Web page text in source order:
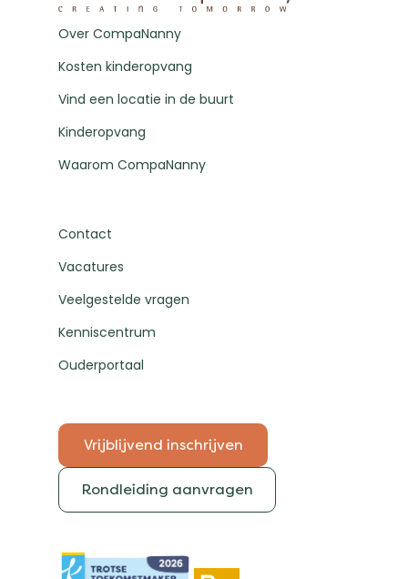
Over CompaNanny
Kosten kinderopvang
Vind een locatie in de buurt
Kinderopvang
Waarom CompaNanny
Contact
Vacatures
Veelgestelde vragen
Kenniscentrum
Ouderportaal
Vrijblijvend inschrijven
Rondleiding aanvragen